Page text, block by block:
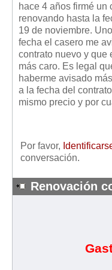
Legislación sobre
Legislación sobre la
Legislación sobre
Legislación de interés
Diccionario
Usuario
Mis boletines
hace 4 años firmé un
renovando hasta la
19 de noviembre.
fecha el casero me
contrato nuevo y que
más caro. Es legal
haberme avisado
a la fecha del
mismo precio y por
Por favor,
conversación.
Renovación